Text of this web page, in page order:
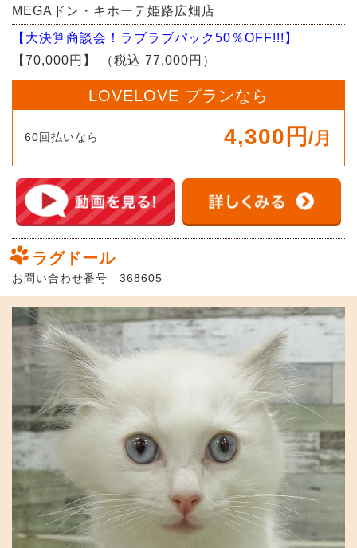
MEGAドン・キホーテ姫路広畑店
【大決算商談会！ラブラブパック50％OFF!!!】
【70,000円】
（税込 77,000円）
LOVELOVE プランなら
60回払いなら 4,300円 /月
ラグドール
お問い合わせ番号 368605